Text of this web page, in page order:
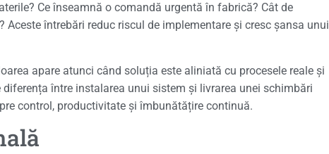
Ce înseamnă o comandă urgentă în fabrică? Cât de
întrebări reduc riscul de implementare și cresc șansa unui
apare atunci când soluția este aliniată cu procesele reale și
între instalarea unui sistem și livrarea unei schimbări
control, productivitate și îmbunătățire continuă.